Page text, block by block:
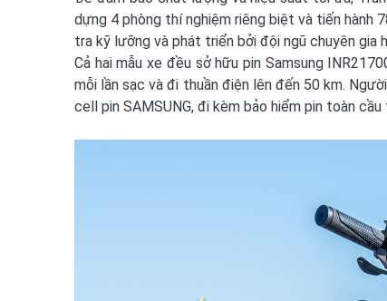
dựng 4 phòng thí nghiệm riêng biệt và tiến hành
tra kỹ lưỡng và phát triển bởi đội ngũ chuyên gia
Cả hai mẫu xe đều sở hữu pin Samsung
mỗi lần sạc và đi thuần điện lên đến 50 km.
cell pin SAMSUNG, đi kèm bảo hiểm pin toàn